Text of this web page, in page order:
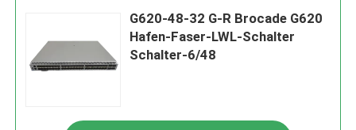
G620-48-32 G-R Brocade G620
Hafen-Faser-LWL-Schalter
Schalter-6/48